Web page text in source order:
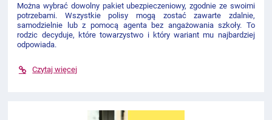
Można wybrać dowolny pakiet ubezpieczeniowy, zgodnie ze swoimi
potrzebami. Wszystkie polisy mogą zostać zawarte zdalnie,
samodzielnie lub z pomocą agenta bez angażowania szkoły. To
rodzic decyduje, które towarzystwo i który wariant mu najbardziej
odpowiada.
Czytaj więcej